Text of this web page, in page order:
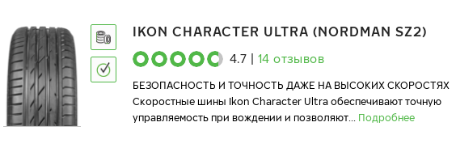
IKON CHARACTER ULTRA (NORDMAN SZ2)
4.7 14 отзывов
БЕЗОПАСНОСТЬ И ТОЧНОСТЬ ДАЖЕ НА ВЫСОКИХ СКОРОСТЯХ
Скоростные шины Ikon Character Ultra обеспечивают точную
управляемость при вождении и позволяют... Подробнее